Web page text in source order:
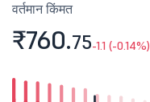
वर्तमान किंमत
₹760.75-1.1 (-0.14%)